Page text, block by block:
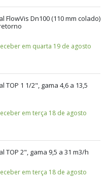
FlowVis Dn100 (110 mm colado)
em quarta 19 de agosto
TOP 1 1/2", gama 4,6 a 13,5
em terça 18 de agosto
TOP 2", gama 9,5 a 31 m3/h
em terça 18 de agosto